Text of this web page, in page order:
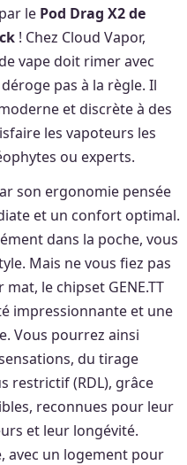
le Pod Drag X2 de
! Chez Cloud Vapor,
vape doit rimer avec
pas à la règle. Il
et discrète à des
les vapoteurs les
ou experts.
son ergonomie pensée
et un confort optimal.
dans la poche, vous
Mais ne vous fiez pas
le chipset GENE.TT
impressionnante et une
Vous pourrez ainsi
du tirage
restrictif (RDL), grâce
reconnues pour leur
et leur longévité.
avec un logement pour